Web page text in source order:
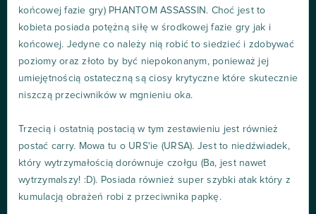
końcowej fazie gry) PHANTOM ASSASSIN. Choć jest to
kobieta posiada potężną siłę w środkowej fazie gry jak i
końcowej. Jedyne co należy nią robić to siedzieć i zdobywać
poziomy oraz złoto by być niepokonanym, ponieważ jej
umiejętnością ostateczną są ciosy krytyczne które skutecznie
niszczą przeciwników w mgnieniu oka.
Trzecią i ostatnią postacią w tym zestawieniu jest również
postać carry. Mowa tu o URS'ie (URSA). Jest to niedźwiadek,
który wytrzymałością dorównuje czołgu (Ba, jest nawet
wytrzymalszy! :D). Posiada również super szybki atak który z
kumulacją obrażeń robi z przeciwnika papkę.